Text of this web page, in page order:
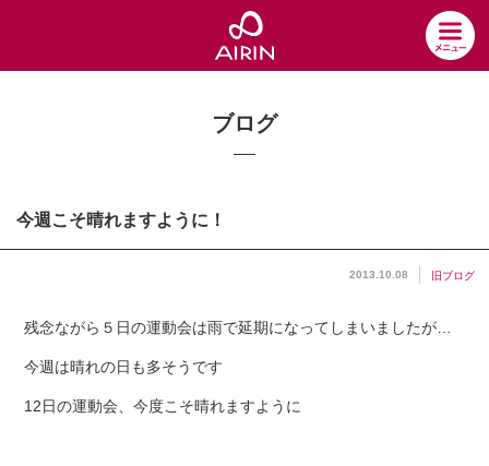
ブログ
今週こそ晴れますように！
2013.10.08 旧ブログ
残念ながら５日の運動会は雨で延期になってしまいましたが…
今週は晴れの日も多そうです
12日の運動会、今度こそ晴れますように